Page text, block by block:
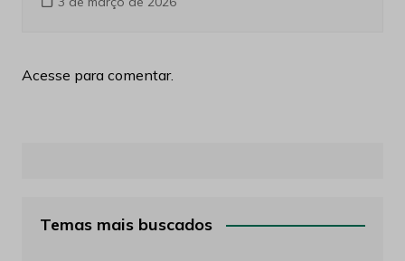
Anglo American Aço Barragens